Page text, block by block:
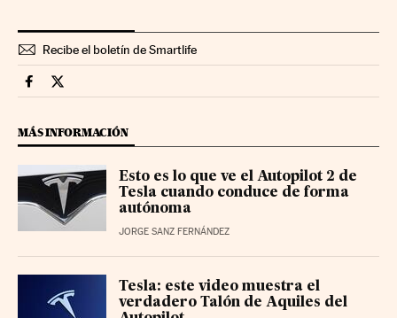
Recibe el boletín de Smartlife
Smartlife Cinco Días en Facebook
Smartlife Cinco Días en Twitter
MÁS INFORMACIÓN
Esto es lo que ve el Autopilot 2 de
Tesla cuando conduce de forma
autónoma
JORGE SANZ FERNÁNDEZ
Tesla: este video muestra el
verdadero Talón de Aquiles del